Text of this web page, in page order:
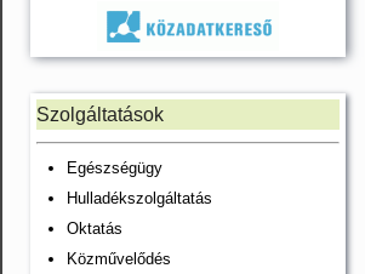
Szolgáltatások
Egészségügy
Hulladékszolgáltatás
Oktatás
Közművelődés